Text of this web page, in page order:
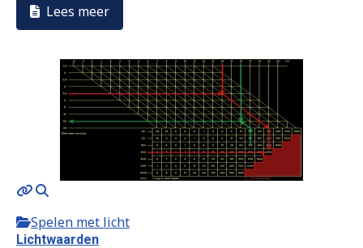
Lees meer
Spelen met licht
Lichtwaarden